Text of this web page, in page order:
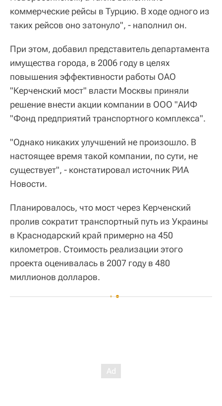
коммерческие рейсы в Турцию. В ходе одного из
таких рейсов оно затонуло", - наполнил он.
При этом, добавил представитель департамента
имущества города, в 2006 году в целях
повышения эффективности работы ОАО
"Керченский мост" власти Москвы приняли
решение внести акции компании в ООО "АИФ
"Фонд предприятий транспортного комплекса".
"Однако никаких улучшений не произошло. В
настоящее время такой компании, по сути, не
существует", - констатировал источник РИА
Новости.
Планировалось, что мост через Керченский
пролив сократит транспортный путь из Украины
в Краснодарский край примерно на 450
километров. Стоимость реализации этого
проекта оценивалась в 2007 году в 480
миллионов долларов.